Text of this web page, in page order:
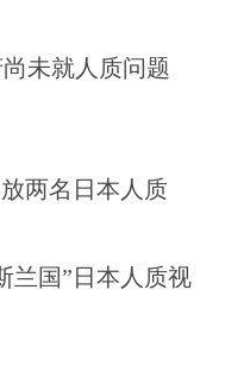
未就人质问题
两名日本人质
兰国”日本人质视